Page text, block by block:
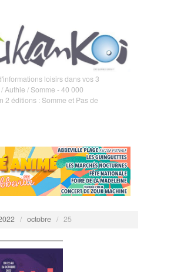
loisirs dans vos 3
Authie / Somme - 40 000
2 éditions : Somme et Pas de
/ octobre / 25